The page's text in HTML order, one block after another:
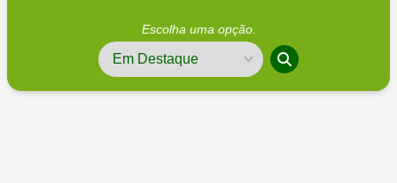
Escolha uma opção.